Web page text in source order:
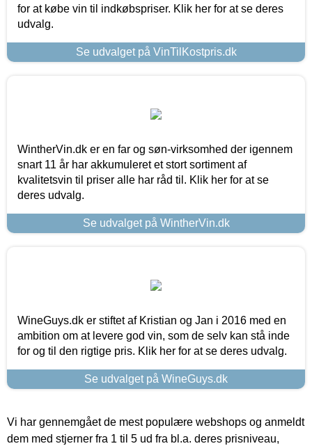
for at købe vin til indkøbspriser. Klik her for at se deres
udvalg.
Se udvalget på VinTilKostpris.dk
WintherVin.dk er en far og søn-virksomhed der igennem
snart 11 år har akkumuleret et stort sortiment af
kvalitetsvin til priser alle har råd til. Klik her for at se
deres udvalg.
Se udvalget på WintherVin.dk
WineGuys.dk er stiftet af Kristian og Jan i 2016 med en
ambition om at levere god vin, som de selv kan stå inde
for og til den rigtige pris. Klik her for at se deres udvalg.
Se udvalget på WineGuys.dk
Vi har gennemgået de mest populære webshops og anmeldt
dem med stjerner fra 1 til 5 ud fra bl.a. deres prisniveau,